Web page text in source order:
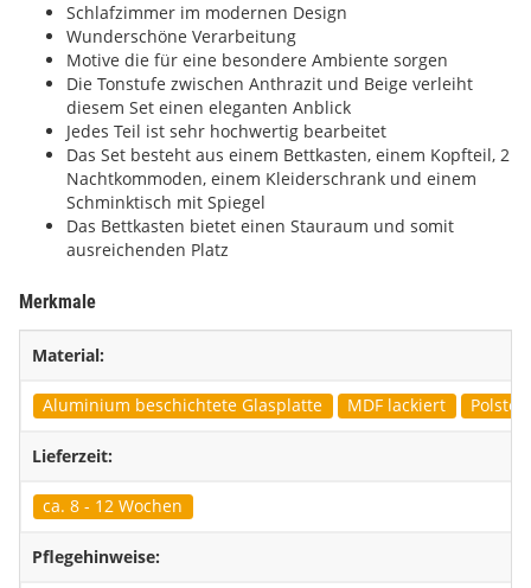
Schlafzimmer im modernen Design
Wunderschöne Verarbeitung
Motive die für eine besondere Ambiente sorgen
Die Tonstufe zwischen Anthrazit und Beige verleiht
diesem Set einen eleganten Anblick
Jedes Teil ist sehr hochwertig bearbeitet
Das Set besteht aus einem Bettkasten, einem Kopfteil, 2
Nachtkommoden, einem Kleiderschrank und einem
Schminktisch mit Spiegel
Das Bettkasten bietet einen Stauraum und somit
ausreichenden Platz
Merkmale
Material:
Aluminium beschichtete Glasplatte MDF lackiert Polster
Lieferzeit:
ca. 8 - 12 Wochen
Pflegehinweise: